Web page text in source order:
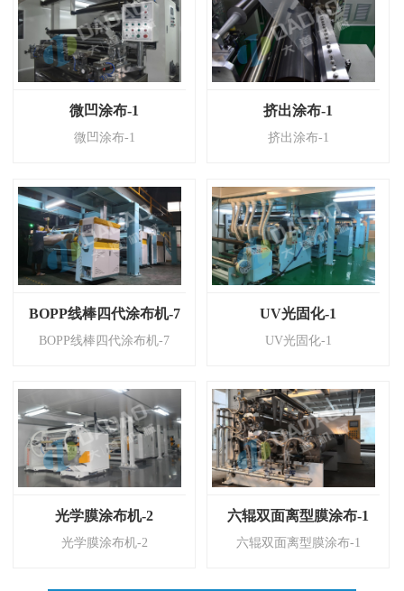
微凹涂布-1
微凹涂布-1
挤出涂布-1
挤出涂布-1
BOPP线棒四代涂布机-7
BOPP线棒四代涂布机-7
UV光固化-1
UV光固化-1
光学膜涂布机-2
光学膜涂布机-2
六辊双面离型膜涂布-1
六辊双面离型膜涂布-1